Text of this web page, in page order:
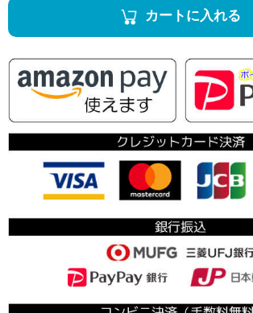
カートに入れる